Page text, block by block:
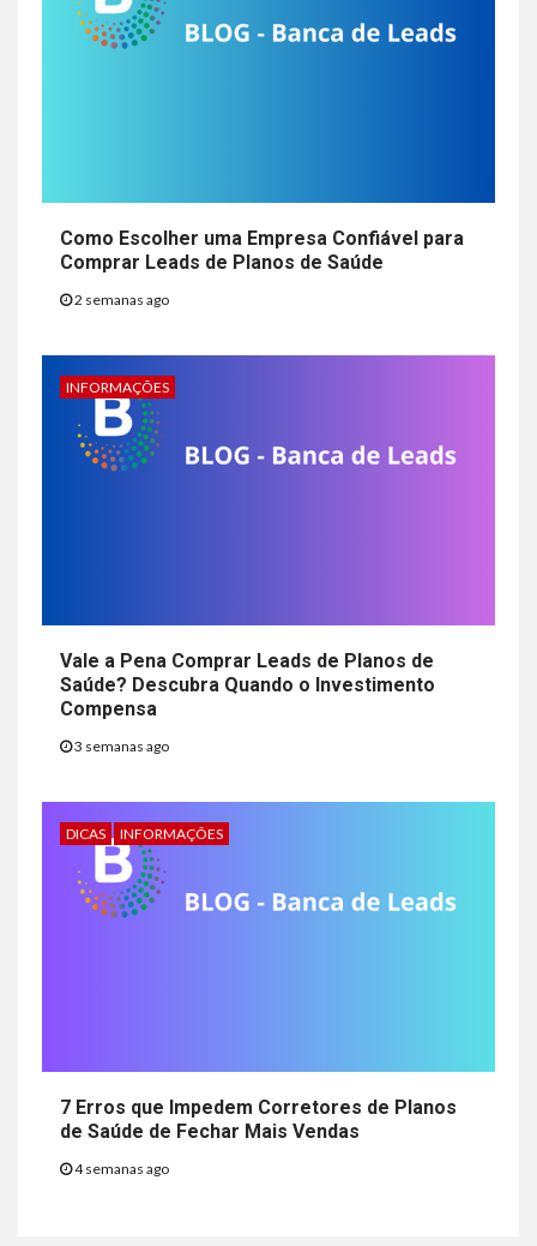
Como Escolher uma Empresa Confiável para
Comprar Leads de Planos de Saúde
2 semanas ago
INFORMAÇÕES
Vale a Pena Comprar Leads de Planos de
Saúde? Descubra Quando o Investimento
Compensa
3 semanas ago
DICAS INFORMAÇÕES
7 Erros que Impedem Corretores de Planos
de Saúde de Fechar Mais Vendas
4 semanas ago